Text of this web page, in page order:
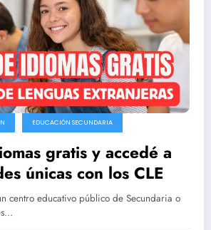
EDUCACIÓN SECUNDARIA
gratis y accedé a
únicas con los CLE
centro educativo público de Secundaria o